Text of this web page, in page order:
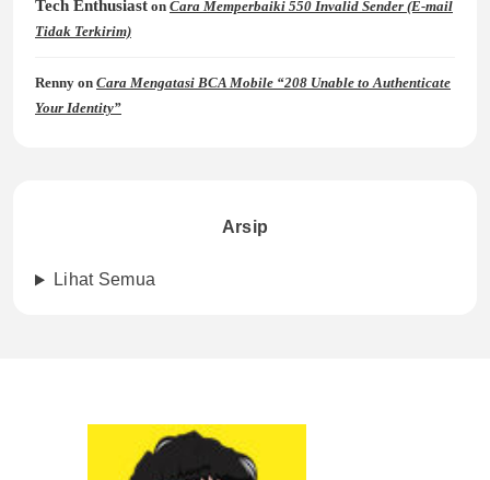
Tech Enthusiast on Cara Memperbaiki 550 Invalid Sender (E-mail
Tidak Terkirim)
Renny on Cara Mengatasi BCA Mobile “208 Unable to Authenticate
Your Identity”
Arsip
Lihat Semua